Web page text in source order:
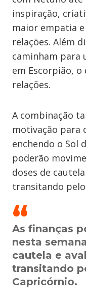
inspiração,
maior empatia
relações. Além
caminham para
em Escorpião,
relações.
A combinação
motivação para
enchendo o Sol
poderão
doses de
transitando
As finanças
nesta
cautela e
transitando
Capricórnio.